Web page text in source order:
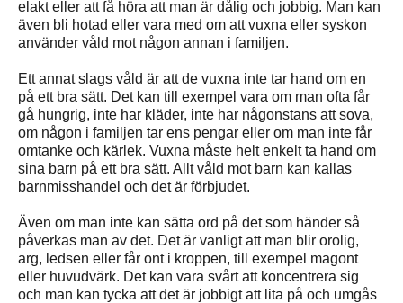
elakt eller att få höra att man är dålig och jobbig. Man kan
även bli hotad eller vara med om att vuxna eller syskon
använder våld mot någon annan i familjen.
Ett annat slags våld är att de vuxna inte tar hand om en
på ett bra sätt. Det kan till exempel vara om man ofta får
gå hungrig, inte har kläder, inte har någonstans att sova,
om någon i familjen tar ens pengar eller om man inte får
omtanke och kärlek. Vuxna måste helt enkelt ta hand om
sina barn på ett bra sätt. Allt våld mot barn kan kallas
barnmisshandel och det är förbjudet.
Även om man inte kan sätta ord på det som händer så
påverkas man av det. Det är vanligt att man blir orolig,
arg, ledsen eller får ont i kroppen, till exempel magont
eller huvudvärk. Det kan vara svårt att koncentrera sig
och man kan tycka att det är jobbigt att lita på och umgås